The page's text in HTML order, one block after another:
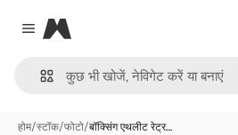
Close menu
Magnific
होम/स्टॉक/फोटो/बॉक्सिंग एथलीट रेट्र…